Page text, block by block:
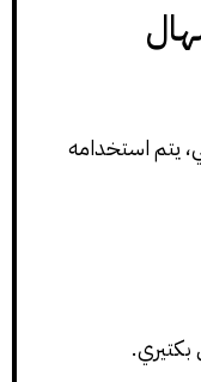
يتم استخدامه
بكتيري.